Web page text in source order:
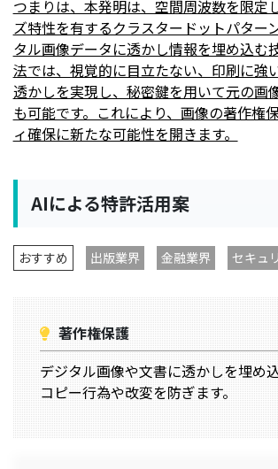
つまりは、本発明は、空間周波数を限定
ズ特性を有するクラスタードットパター
タル画像データに透かし情報を埋め込む
法では、視覚的に目立たない、印刷に強
透かしを実現し、秘密鍵を用いて元の画
も可能です。これにより、画像の著作権
ィ確保に新たな可能性を開きます。
AIによる特許活用案
おすすめ 出版業界 金融業界 セキュ
著作権保護
デジタル画像や文書に透かしを埋め
コピー行為や改変を防ぎます。